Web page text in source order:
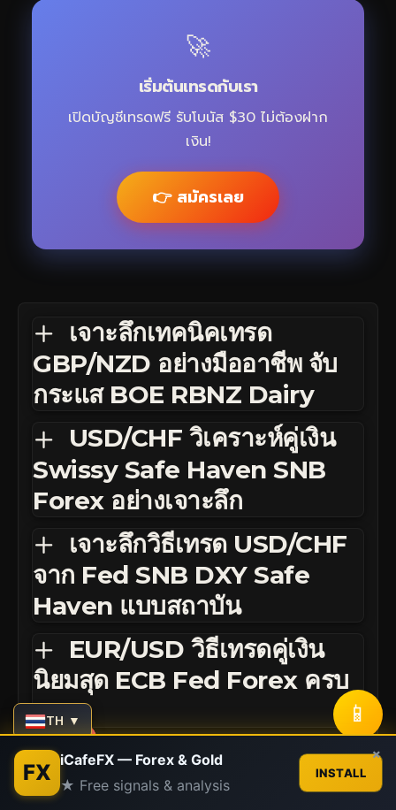
🚀
เริ่มต้นเทรดกับเรา
เปิดบัญชีเทรดฟรี รับโบนัส $30 ไม่ต้องฝาก
เงิน!
👉 สมัครเลย
เจาะลึกเทคนิคเทรด
GBP/NZD อย่างมืออาชีพ จับ
กระแส BOE RBNZ Dairy
USD/CHF วิเคราะห์คู่เงิน
Swissy Safe Haven SNB
Forex อย่างเจาะลึก
เจาะลึกวิธีเทรด USD/CHF
จาก Fed SNB DXY Safe
Haven แบบสถาบัน
EUR/USD วิธีเทรดคู่เงิน
นิยมสุด ECB Fed Forex ครบ
จบ
EUR/CHF USD/CHF วิธี
เทรด Safe Haven SNB
TH ▼ 📱
FX iCafeFX — Forex & Gold
★ Free signals & analysis
INSTALL
×
Contact us
Open